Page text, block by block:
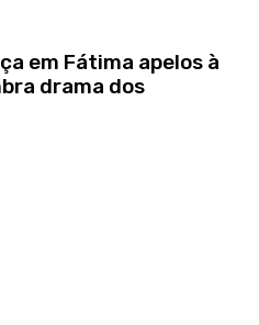
em Fátima apelos à
drama dos